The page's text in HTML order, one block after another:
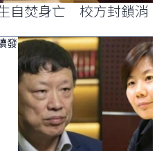
自焚身亡 校方封鎖消
發